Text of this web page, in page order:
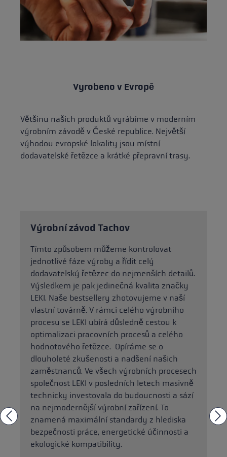
Vyrobeno v Evropě
Většinu našich produktů vyrábíme v moderním
výrobním závodě v České republice. Největší
výhodou evropské lokality jsou místní
dodavatelské řetězce a krátké přepravní trasy.
Výrobní závod Tachov
Tímto způsobem můžeme kontrolovat
jednotlivé fáze výroby a řídit celý
dodavatelský řetězec do nejmenších detailů.
Výsledkem je pak jedinečná kvalita značky
LEKI. Naše bestsellery zhotovujeme v naší
vlastní továrně. V rámci celého výrobního
procesu se LEKI ubírá důsledně cestou k
optimalizaci pracovních procesů a celého
hodnotového řetězce. Opíráme se o
dlouholeté zkušenosti a nadšení našich
zaměstnanců. Ve všech výrobních procesech
společnost LEKI v posledních letech masivně
technicky investovala do budoucnosti a sází
na nejmodernější výrobní zařízení. To
znamená maximální standardy z hlediska
bezpečnosti práce, energetické účinnosti a
ekologické kompatibility.